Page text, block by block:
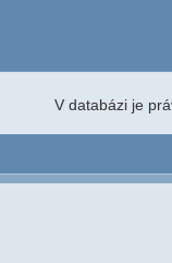
V databázi je